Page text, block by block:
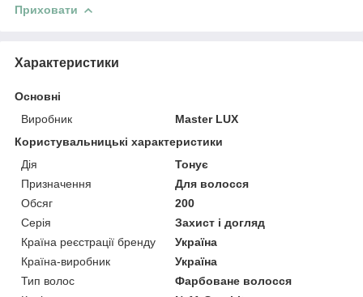
Приховати
Характеристики
Основні
Виробник
Master LUX
Користувальницькі характеристики
Дія
Тонує
Призначення
Для волосся
Обсяг
200
Серія
Захист і догляд
Країна реєстрації бренду
Україна
Країна-виробник
Україна
Тип волос
Фарбоване волосся